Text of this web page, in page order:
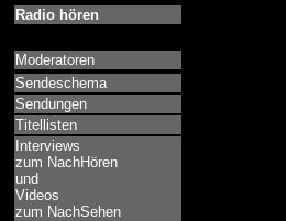
Radio hören
Moderatoren
Sendeschema
Sendungen
Titellisten
Interviews
zum NachHören
und
Videos
zum NachSehen